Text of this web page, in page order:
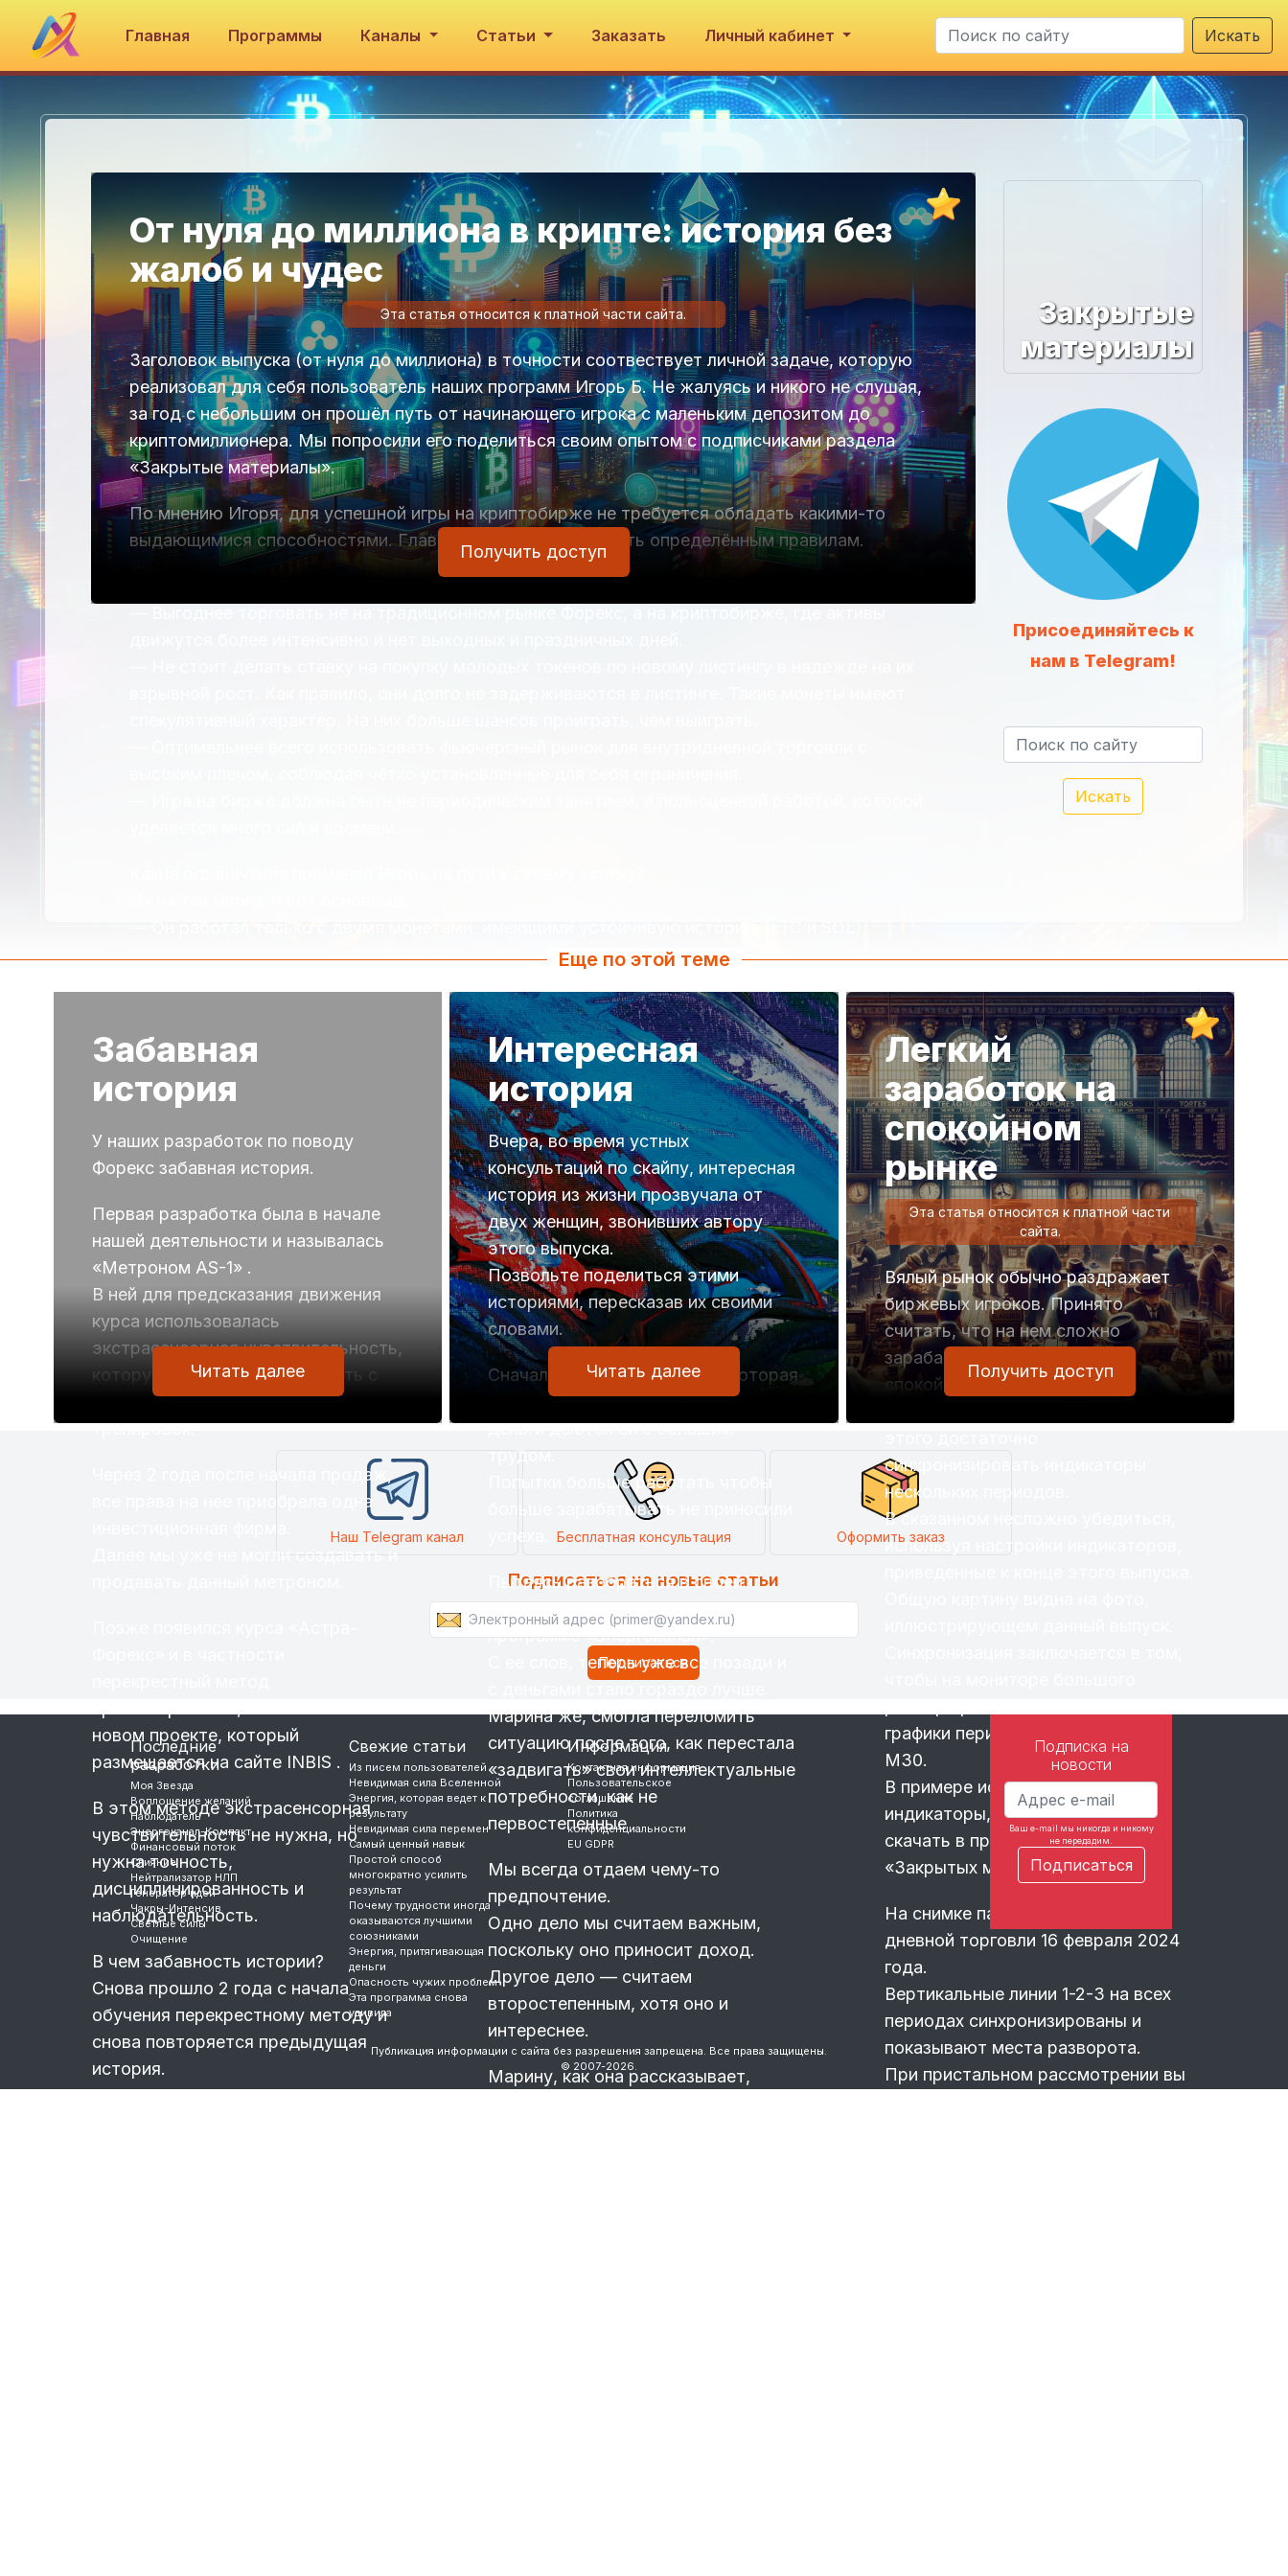
Главная Программы Каналы Статьи Заказать Личный кабинет Искать
От нуля до миллиона в крипте: история без
жалоб и чудес
Эта статья относится к платной части сайта.
Заголовок выпуска (от нуля до миллиона) в точности соотвествует личной задаче, которую
реализовал для себя пользователь наших программ Игорь Б. Не жалуясь и никого не слушая,
за год с небольшим он прошёл путь от начинающего игрока с маленьким депозитом до
криптомиллионера. Мы попросили его поделиться своим опытом с подписчиками раздела
«Закрытые материалы».
По мнению Игоря, для успешной игры на криптобирже не требуется обладать какими-то
выдающимися способностями. Главное — строго следовать определённым правилам.
Получить доступ
Закрытые
материалы
Присоединяйтесь к
нам в Telegram!
Искать
Еще по этой теме
Забавная
история
У наших разработок по поводу
Форекс забавная история.
Первая разработка была в начале
нашей деятельности и называлась
«Метроном AS-1» .
В ней для предсказания движения
курса использовалась
экстрасенсорная чувствительность,
которую нужно было развивать с
помощью специальной программы и
тренировок.
Через 2 года после начала продаж,
все права на нее приобрела одна
Далее мы уже не могли создавать и
новом проекте, который
размещается на сайте INBIS .
В этом методе экстрасенсорная
чувствительность не нужна, но
нужна точность,
дисциплинированность и
наблюдательность.
В чем забавность истории?
Снова прошло 2 года с начала
обучения перекрестному методу и
снова повторяется предыдущая
история.
Читать далее
Интересная
история
Вчера, во время устных
консультаций по скайпу, интересная
история из жизни прозвучала от
двух женщин, звонивших автору
этого выпуска.
Позвольте поделиться этими
историями, пересказав их своими
словами.
Сначала позвонила Марина, которая
долгое время утверждала, что
деньги даются ей с большим
трудом.
Попытки больше работать чтобы
больше зарабатывать не приносили
успеха.
Пытаясь разобраться в своей
жизненной ситуации она прибегла к
программе «Энергоканал».
С ее слов, теперь уже все позади и
Марина же, смогла переломить
ситуацию после того, как перестала
«задвигать» свои интеллектуальные
потребности, как не
первостепенные .
Мы всегда отдаем чему-то
предпочтение.
Одно дело мы считаем важным,
поскольку оно приносит доход.
Другое дело — считаем
второстепенным, хотя оно и
интереснее.
Марину, как она рассказывает,
Читать далее
Легкий
заработок на
спокойном
рынке
Эта статья относится к платной части
сайта.
Вялый рынок обычно раздражает
биржевых игроков. Принято
считать, что на нем сложно
зарабатывать. Это не так. На
спокойном рынке можно
синхронизировать индикаторы
нескольких периодов.
В сказанном несложно убедиться,
используя настройки индикаторов,
графики периодов М1, М5, М15,
М30.
В примере использованы
индикаторы, которые вы могли
скачать в предыдущих выпусках
«Закрытых материалов».
На снимке пара BTC USD для
дневной торговли 16 февраля 2024
года.
Вертикальные линии 1-2-3 на всех
периодах синхронизированы и
показывают места разворота.
При пристальном рассмотрении вы
Получить доступ
Наш Telegram канал Бесплатная консультация Оформить заказ
Подписаться на новые статьи
Последние
разработки
Моя Звезда
Воплощение желаний
Наблюдатель
Энергоканал-Компакт
Финансовый поток
Слияние
Нейтрализатор НЛП
Генератор идей
Чакры-Интенсив
Светлые силы
Очищение
Свежие статьи
Из писем пользователей
Невидимая сила Вселенной
Энергия, которая ведет к
результату
Невидимая сила перемен
Самый ценный навык
Простой способ
многократно усилить
результат
Почему трудности иногда
оказываются лучшими
союзниками
Энергия, притягивающая
деньги
Опасность чужих проблем
Эта программа снова
удивила
Информация
Контактная информация
Пользовательское
соглашение
Политика
конфиденциальности
EU GDPR
Подписка на
новости
Ваш e-mail мы никогда и никому
не передадим.
Публикация информации с сайта без разрешения запрещена. Все права защищены.
© 2007-2026.